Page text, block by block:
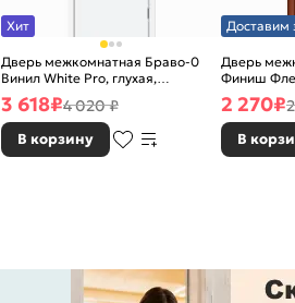
Хит
Дверь межкомнатная Браво-0
Винил White Pro, глухая,
каркасно-щитовая
3 618₽4 020 ₽
В корзину
Доставим
Дверь
Финиш
Л-11
каркасно-
2 270₽
В